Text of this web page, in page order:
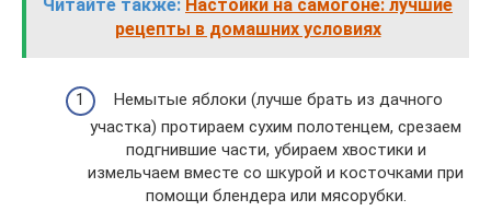
Читайте также: Настойки на самогоне: лучшие
рецепты в домашних условиях
Немытые яблоки (лучше брать из дачного
участка) протираем сухим полотенцем, срезаем
подгнившие части, убираем хвостики и
измельчаем вместе со шкурой и косточками при
помощи блендера или мясорубки.